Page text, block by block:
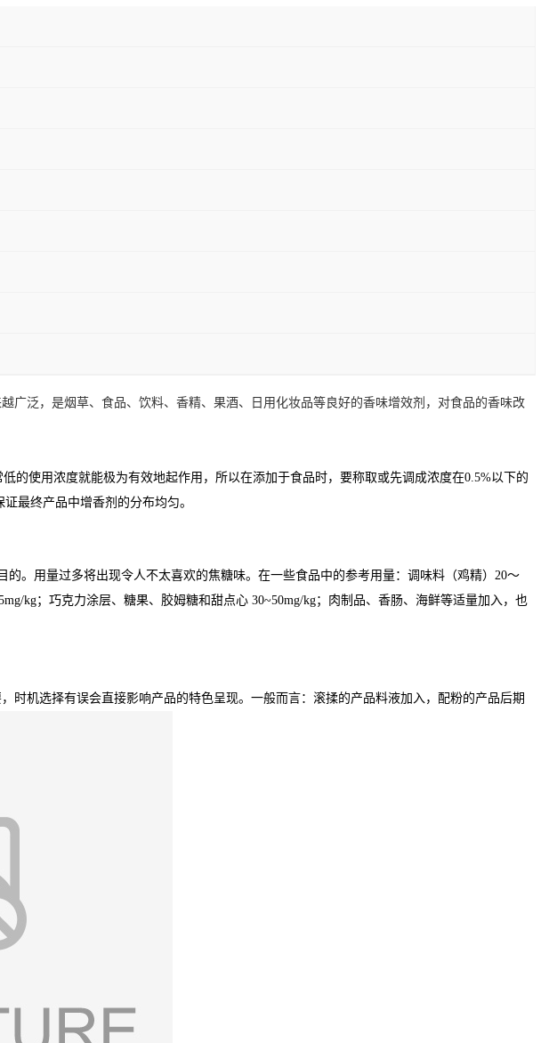
广泛，是烟草、食品、饮料、香精、果酒、日用化妆品等良好的香味增效剂，对食品的香味改
的使用浓度就能极为有效地起作用，所以在添加于食品时，要称取或先调成浓度在0.5%以下的
最终产品中增香剂的分布均匀。
。用量过多将出现令人不太喜欢的焦糖味。在一些食品中的参考用量：调味料（鸡精）20～
kg；巧克力涂层、糖果、胶姆糖和甜点心 30~50mg/kg；肉制品、香肠、海鲜等适量加入，也
机选择有误会直接影响产品的特色呈现。一般而言：滚揉的产品料液加入，配粉的产品后期